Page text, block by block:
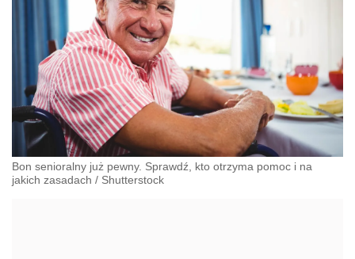
Bon senioralny już pewny. Sprawdź, kto otrzyma pomoc i na
jakich zasadach / Shutterstock